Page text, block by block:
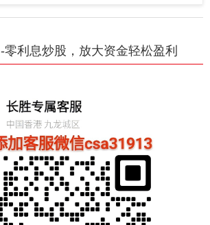
零利息炒股，放大资金轻松盈利